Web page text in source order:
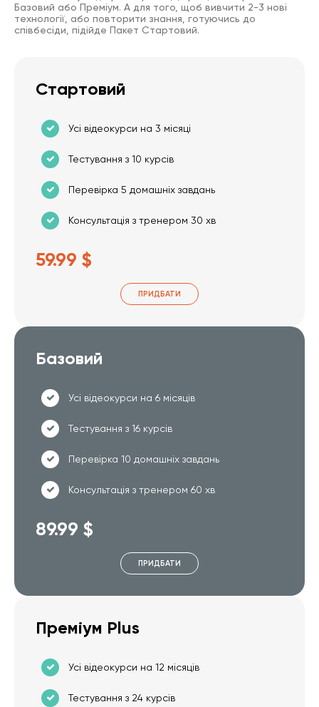
Базовий або Преміум. А для того, щоб вивчити 2-3 нові
технології, або повторити знання, готуючись до
співбесіди, підійде Пакет Стартовий.
Стартовий
Усі відеокурси на 3 місяці
Тестування з 10 курсів
Перевірка 5 домашніх завдань
Консультація з тренером 30 хв
59.99 $
ПРИДБАТИ
Базовий
Усі відеокурси на 6 місяців
Тестування з 16 курсів
Перевірка 10 домашніх завдань
Консультація з тренером 60 хв
89.99 $
ПРИДБАТИ
Преміум Plus
Усі відеокурси на 12 місяців
Тестування з 24 курсів